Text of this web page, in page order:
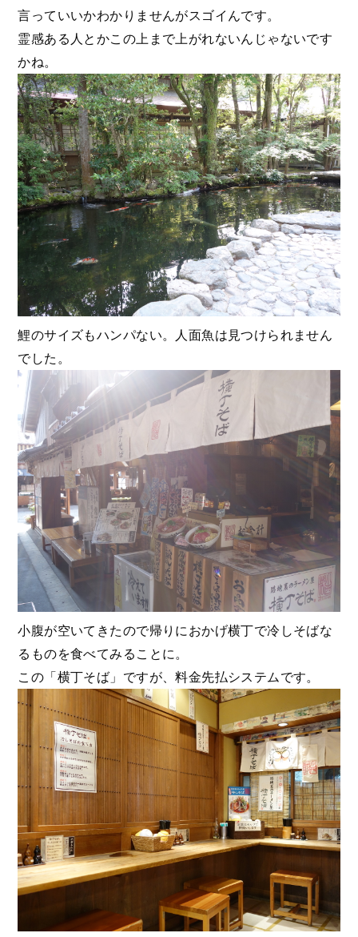
言っていいかわかりませんがスゴイんです。
霊感ある人とかこの上まで上がれないんじゃないです
かね。
鯉のサイズもハンパない。人面魚は見つけられません
でした。
小腹が空いてきたので帰りにおかげ横丁で冷しそばな
るものを食べてみることに。
この「横丁そば」ですが、料金先払システムです。